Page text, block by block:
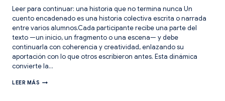
Leer para continuar: una historia que no termina nunca Un
cuento encadenado es una historia colectiva escrita o narrada
entre varios alumnos.Cada participante recibe una parte del
texto —un inicio, un fragmento o una escena— y debe
continuarla con coherencia y creatividad, enlazando su
aportación con lo que otros escribieron antes. Esta dinámica
convierte la…
LEER MÁS LECTURA